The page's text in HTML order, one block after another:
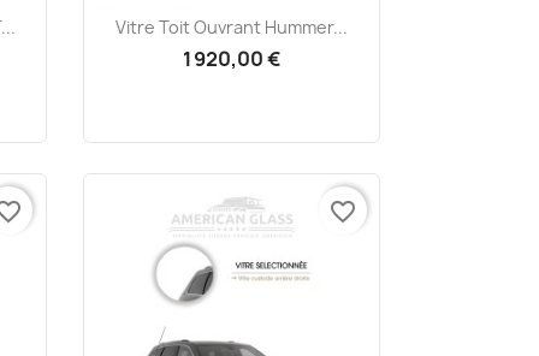
Aperçu rapide
Vitre Toit Ouvrant Hummer...
1 920,00 €
favorite_border